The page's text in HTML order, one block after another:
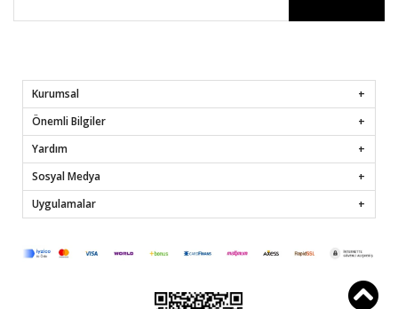
Kurumsal
Önemli Bilgiler
Yardım
Sosyal Medya
Uygulamalar